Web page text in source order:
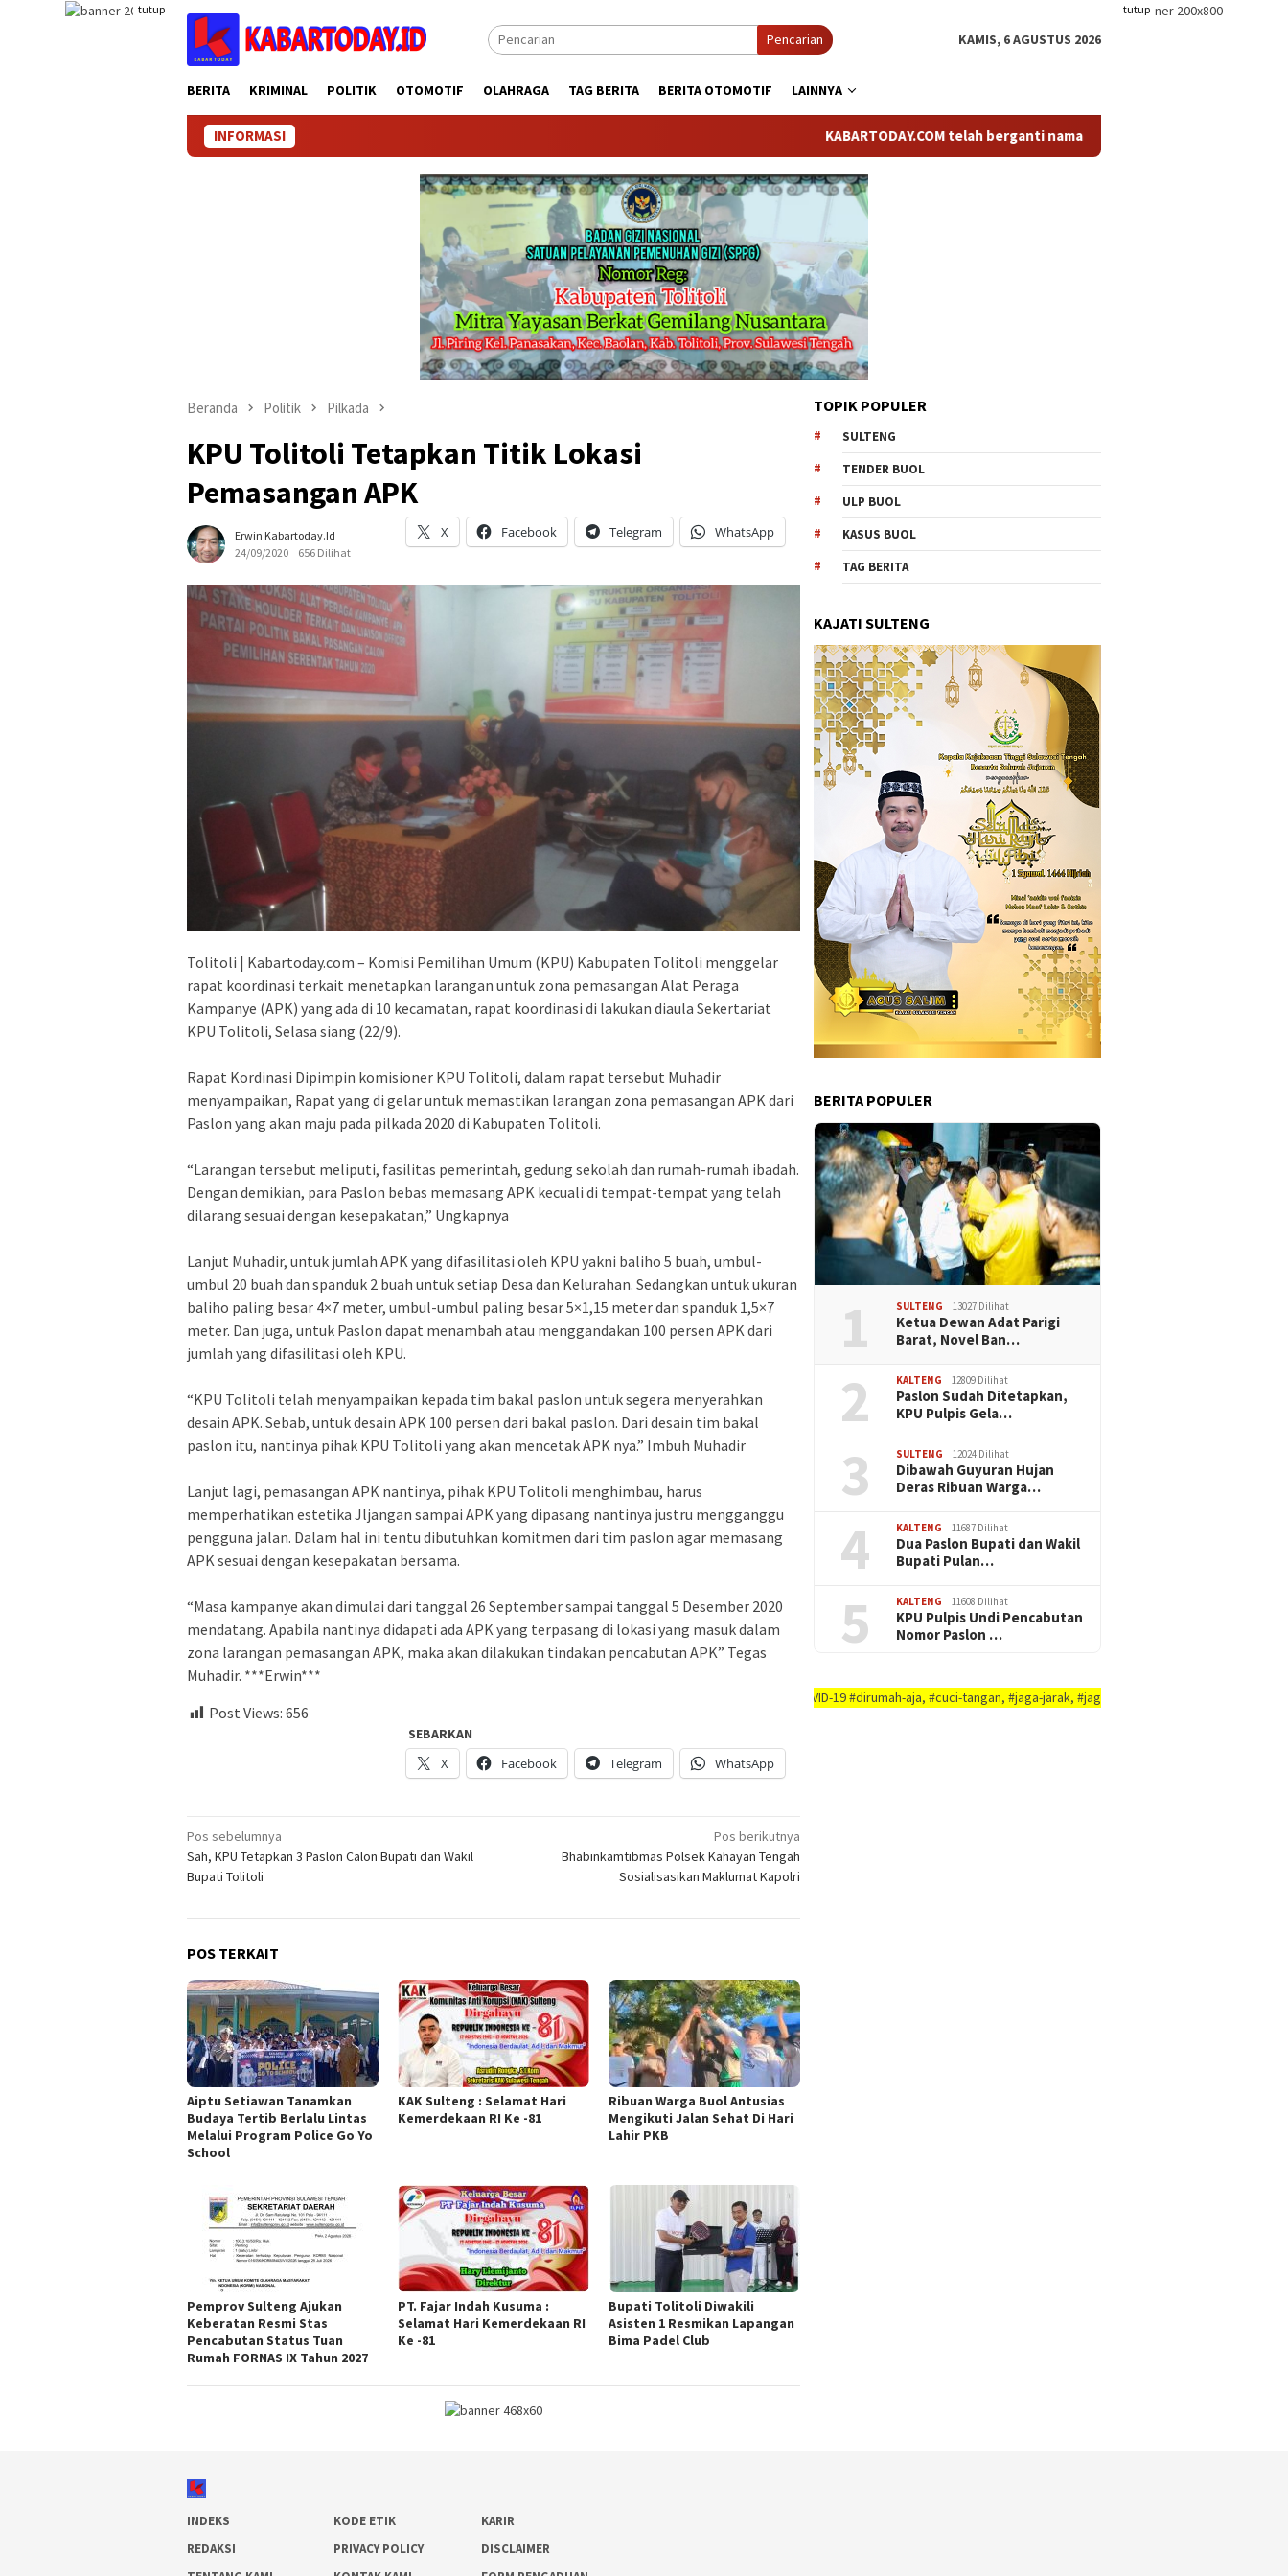
tutup tutup
Pencarian KAMIS, 6 AGUSTUS 2026
BERITA KRIMINAL POLITIK OTOMOTIF OLAHRAGA TAG BERITA BERITA OTOMOTIF LAINNYA
INFORMASI KABARTODAY.COM telah berganti nama menjadi KABARTODAY.ID. Untuk
Beranda Politik Pilkada
KPU Tolitoli Tetapkan Titik Lokasi
Pemasangan APK
Erwin Kabartoday.id
24/09/2020
656 Dilihat
X Facebook Telegram WhatsApp
Tolitoli | Kabartoday.com – Komisi Pemilihan Umum (KPU) Kabupaten Tolitoli menggelar
rapat koordinasi terkait menetapkan larangan untuk zona pemasangan Alat Peraga
Kampanye (APK) yang ada di 10 kecamatan, rapat koordinasi di lakukan diaula Sekertariat
KPU Tolitoli, Selasa siang (22/9).
Rapat Kordinasi Dipimpin komisioner KPU Tolitoli, dalam rapat tersebut Muhadir
menyampaikan, Rapat yang di gelar untuk memastikan larangan zona pemasangan APK dari
Paslon yang akan maju pada pilkada 2020 di Kabupaten Tolitoli.
“Larangan tersebut meliputi, fasilitas pemerintah, gedung sekolah dan rumah-rumah ibadah.
Dengan demikian, para Paslon bebas memasang APK kecuali di tempat-tempat yang telah
dilarang sesuai dengan kesepakatan,” Ungkapnya
Lanjut Muhadir, untuk jumlah APK yang difasilitasi oleh KPU yakni baliho 5 buah, umbul-
umbul 20 buah dan spanduk 2 buah untuk setiap Desa dan Kelurahan. Sedangkan untuk ukuran
baliho paling besar 4×7 meter, umbul-umbul paling besar 5×1,15 meter dan spanduk 1,5×7
meter. Dan juga, untuk Paslon dapat menambah atau menggandakan 100 persen APK dari
jumlah yang difasilitasi oleh KPU.
“KPU Tolitoli telah menyampaikan kepada tim bakal paslon untuk segera menyerahkan
desain APK. Sebab, untuk desain APK 100 persen dari bakal paslon. Dari desain tim bakal
paslon itu, nantinya pihak KPU Tolitoli yang akan mencetak APK nya.” Imbuh Muhadir
Lanjut lagi, pemasangan APK nantinya, pihak KPU Tolitoli menghimbau, harus
memperhatikan estetika Jljangan sampai APK yang dipasang nantinya justru mengganggu
pengguna jalan. Dalam hal ini tentu dibutuhkan komitmen dari tim paslon agar memasang
APK sesuai dengan kesepakatan bersama.
“Masa kampanye akan dimulai dari tanggal 26 September sampai tanggal 5 Desember 2020
mendatang. Apabila nantinya didapati ada APK yang terpasang di lokasi yang masuk dalam
zona larangan pemasangan APK, maka akan dilakukan tindakan pencabutan APK” Tegas
Muhadir. ***Erwin***
Post Views: 656
SEBARKAN
X
Facebook Telegram WhatsApp
Navigasi
pos
Pos sebelumnya
Sah, KPU Tetapkan 3 Paslon Calon Bupati dan Wakil
Bupati Tolitoli
Pos berikutnya
Bhabinkamtibmas Polsek Kahayan Tengah
Sosialisasikan Maklumat Kapolri
POS TERKAIT
Aiptu Setiawan Tanamkan
Budaya Tertib Berlalu Lintas
Melalui Program Police Go Yo
School
KAK Sulteng : Selamat Hari
Kemerdekaan RI Ke -81
Ribuan Warga Buol Antusias
Mengikuti Jalan Sehat Di Hari
Lahir PKB
Pemprov Sulteng Ajukan
Keberatan Resmi Stas
Pencabutan Status Tuan
Rumah FORNAS IX Tahun 2027
PT. Fajar Indah Kusuma :
Selamat Hari Kemerdekaan RI
Ke -81
Bupati Tolitoli Diwakili
Asisten 1 Resmikan Lapangan
Bima Padel Club
TOPIK POPULER
SULTENG
TENDER BUOL
ULP BUOL
KASUS BUOL
TAG BERITA
KAJATI SULTENG
BERITA POPULER
1 SULTENG 13027 Dilihat
Ketua Dewan Adat Parigi
Barat, Novel Ban…
2 KALTENG 12809 Dilihat
Paslon Sudah Ditetapkan,
KPU Pulpis Gela…
3 SULTENG 12024 Dilihat
Dibawah Guyuran Hujan
Deras Ribuan Warga…
4 KALTENG 11687 Dilihat
Dua Paslon Bupati dan Wakil
Bupati Pulan…
5 KALTENG 11608 Dilihat
KPU Pulpis Undi Pencabutan
Nomor Paslon …
AYO PUTUSKAN RANTAI COVID-19 #dirumah-aja, #cuci-tangan, #jaga-jarak, #jaga-imunitas-tubuh, #rajin-bersikan-diri-
INDEKS KODE ETIK
KARIR
REDAKSI
PRIVACY POLICY
DISCLAIMER